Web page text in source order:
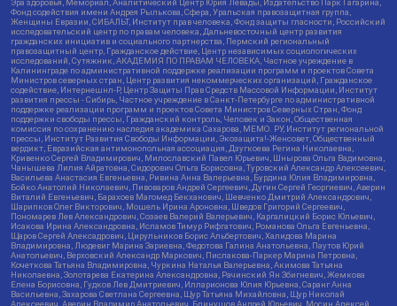
Эра здоровья, Мемориал, Аналитический Центр Юрия Левады, Издательство Парк Гагарина,
Фонд содействия имени Андрея Рылькова, Сфера, Уральская правозащитная группа,
Женщины Евразии, СИБАЛЬТ, Институт прав человека, Фонд защиты гласности, Российский
исследовательский центр по правам человека, Дальневосточный центр развития
гражданских инициатив и социального партнерства, Пермский региональный
правозащитный центр, Гражданское действие, Центр независимых социологических
исследований, Сутяжник, АКАДЕМИЯ ПО ПРАВАМ ЧЕЛОВЕКА, Частное учреждение в
Калининграде по административной поддержке реализации программ и проектов Совета
Министров северных стран, Центр развития некоммерческих организаций, Гражданское
содействие, Интернешнл-Р, Центр Защиты Прав Средств Массовой Информации, Институт
развития прессы - Сибирь, Частное учреждение в Санкт-Петербурге по административной
поддержке реализации программ и проектов Совета Министров Северных Стран, Фонд
поддержки свободы прессы, Гражданский контроль, Человек и Закон, Общественная
комиссия по сохранению наследия академика Сахарова, МЕМО. РУ, Институт региональной
прессы, Институт Развития Свободы Информации, Экозащита!-Женсовет, Общественный
вердикт, Евразийская антимонопольная ассоциация, Дзугкоева Регина Николаевна,
Кривенко Сергей Владимирович, Милославский Павел Юрьевич, Шнырова Ольга Вадимовна,
Чанышева Лилия Айратовна, Сидорович Ольга Борисовна, Туровский Александр Алексеевич,
Васильева Анастасия Евгеньевна, Ривина Анна Валерьевна, Бурдина Юлия Владимировна,
Бойко Анатолий Николаевич, Пивоваров Андрей Сергеевич, Дугин Сергей Георгиевич, Аверин
Виталий Евгеньевич, Барахоев Магомед Бекханович, Шевченко Дмитрий Александрович,
Шарипков Олег Викторович, Мошель Ирина Ароновна, Шведов Григорий Сергеевич,
Пономарев Лев Александрович, Созаев Валерий Валерьевич, Каргалицкий Борис Юльевич,
Исакова Ирина Александровна, Исламов Тимур Рифгатович, Романова Ольга Евгеньевна,
Щаров Сергей Алексадрович, Цирульников Борис Альбертович, Халидова Марина
Владимировна, Людевиг Марина Зариевна, Федотова Галина Анатольевна, Паутов Юрий
Анатольевич, Верховский Александр Маркович, Пислакова-Паркер Марина Петровна,
Кочеткова Татьяна Владимировна, Чуркина Наталья Валерьевна, Акимова Татьяна
Николаевна, Золотарева Екатерина Александровна, Рачинский Ян Збигневич, Жемкова
Елена Борисовна, Гудков Лев Дмитриевич, Илларионова Юлия Юрьевна, Саранг Анна
Васильевна, Захарова Светлана Сергеевна, Щур Татьяна Михайловна, Щур Николай
Алексеевич, Аверин Владимир Анатольевич, Блинушов Андрей Юрьевич, Мосин Алексей